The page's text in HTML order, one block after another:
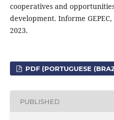
cooperatives and
development. Informe
2023.
PDF (PORTUGUESE
PUBLISHED